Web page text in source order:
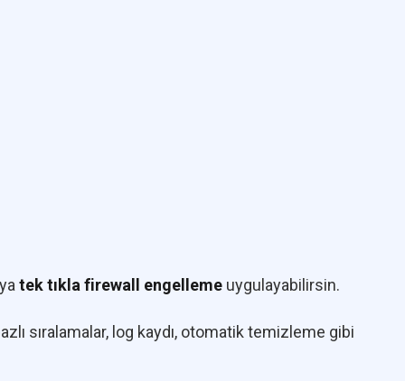
tek tıkla firewall engelleme uygulayabilirsin.
sıralamalar, log kaydı, otomatik temizleme gibi